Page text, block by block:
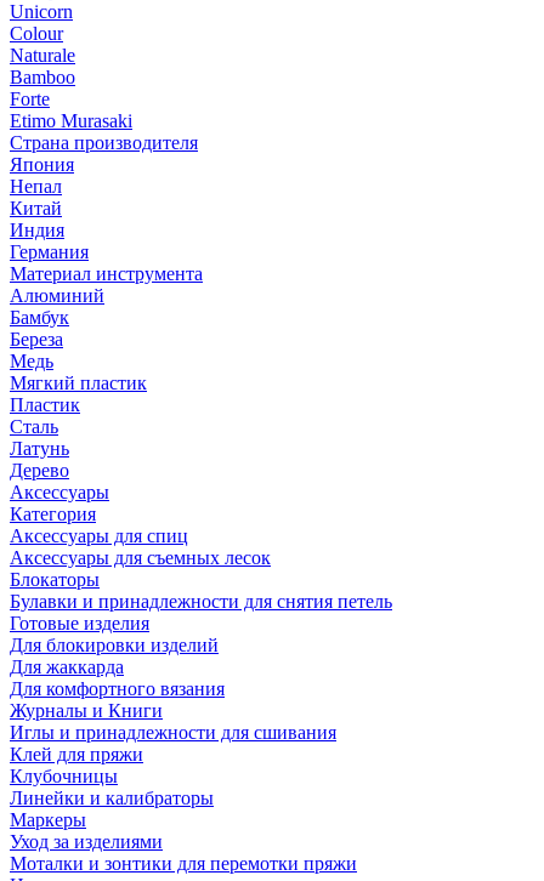
Unicorn
Colour
Naturale
Bamboo
Forte
Etimo Murasaki
Страна производителя
Япония
Непал
Китай
Индия
Германия
Материал инструмента
Алюминий
Бамбук
Береза
Медь
Мягкий пластик
Пластик
Сталь
Латунь
Дерево
Аксессуары
Категория
Аксессуары для спиц
Аксессуары для съемных лесок
Блокаторы
Булавки и принадлежности для снятия петель
Готовые изделия
Для блокировки изделий
Для жаккарда
Для комфортного вязания
Журналы и Книги
Иглы и принадлежности для сшивания
Клей для пряжи
Клубочницы
Линейки и калибраторы
Маркеры
Уход за изделиями
Моталки и зонтики для перемотки пряжи